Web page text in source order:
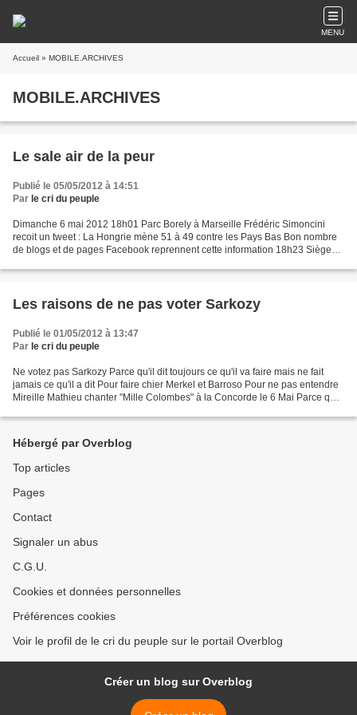
MENU
Accueil » MOBILE.ARCHIVES
MOBILE.ARCHIVES
Le sale air de la peur
Publié le 05/05/2012 à 14:51
Par le cri du peuple
Dimanche 6 mai 2012 18h01 Parc Borely à Marseille Frédéric Simoncini
recoit un tweet : La Hongrie mène 51 à 49 contre les Pays Bas Bon nombre
de blogs et de pages Facebook reprennent cette information 18h23 Siège
Les raisons de ne pas voter Sarkozy
Publié le 01/05/2012 à 13:47
Par le cri du peuple
Ne votez pas Sarkozy Parce qu'il dit toujours ce qu'il va faire mais ne fait
jamais ce qu'il a dit Pour faire chier Merkel et Barroso Pour ne pas entendre
Mireille Mathieu chanter "Mille Colombes" à la Concorde le 6 Mai Parce que
Hébergé par Overblog
Top articles
Pages
Contact
Signaler un abus
C.G.U.
Cookies et données personnelles
Préférences cookies
Voir le profil de le cri du peuple sur le portail Overblog
Créer un blog sur Overblog